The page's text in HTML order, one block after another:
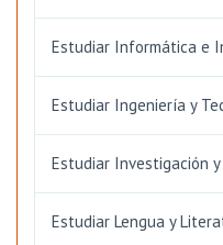
Estudiar Informática e
Estudiar Ingeniería y
Estudiar Investigación
Estudiar Lengua y